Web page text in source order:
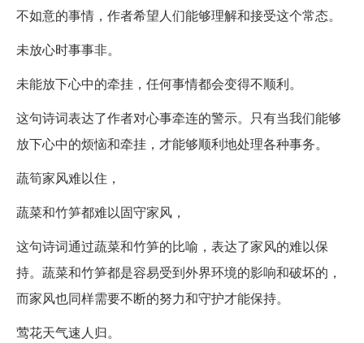
不如意的事情，作者希望人们能够理解和接受这个常态。
未放心时事事非。
未能放下心中的牵挂，任何事情都会变得不顺利。
这句诗词表达了作者对心事牵连的警示。只有当我们能够
放下心中的烦恼和牵挂，才能够顺利地处理各种事务。
蔬筍家风难以住，
蔬菜和竹笋都难以固守家风，
这句诗词通过蔬菜和竹笋的比喻，表达了家风的难以保
持。蔬菜和竹笋都是容易受到外界环境的影响和破坏的，
而家风也同样需要不断的努力和守护才能保持。
莺花天气速人归。